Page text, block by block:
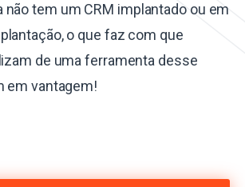
não tem um CRM implantado ou em
o que faz com que
de uma ferramenta desse
em vantagem!